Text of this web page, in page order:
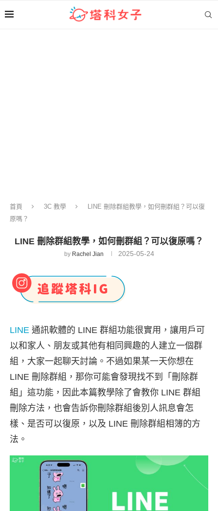
首頁 3C 教學
LINE 刪除群組教學，如何刪群組？可以復
原嗎？
LINE 刪除群組教學，如何刪群組？可以復原嗎？
by Rachel Jian 2025-05-24
LINE 通訊軟體的 LINE 群組功能很實用，讓用戶可
以和家人、朋友或其他有相同興趣的人建立一個群
組，大家一起聊天討論。不過如果某一天你想在
LINE 刪除群組，那你可能會發現找不到「刪除群
組」這功能，因此本篇教學除了會教你 LINE 群組
刪除方法，也會告訴你刪除群組後別人訊息會怎
樣、是否可以復原，以及 LINE 刪除群組相簿的方
法。